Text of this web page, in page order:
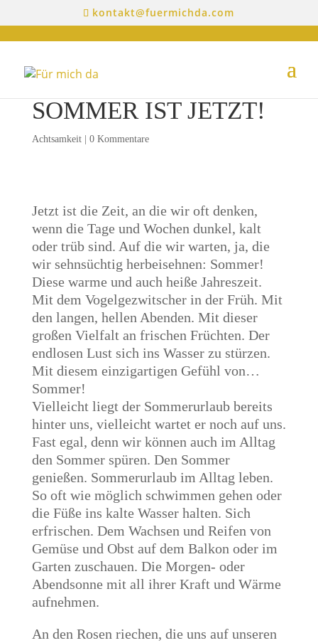
kontakt@fuermichda.com
SOMMER IST JETZT!
Achtsamkeit| 0 Kommentare
Jetzt ist die Zeit, an die wir oft denken,
wenn die Tage und Wochen dunkel, kalt
oder trüb sind. Auf die wir warten, ja, die
wir sehnsüchtig herbeisehnen: Sommer!
Diese warme und auch heiße Jahreszeit.
Mit dem Vogelgezwitscher in der Früh. Mit
den langen, hellen Abenden. Mit dieser
großen Vielfalt an frischen Früchten. Der
endlosen Lust sich ins Wasser zu stürzen.
Mit diesem einzigartigen Gefühl von…
Sommer!
Vielleicht liegt der Sommerurlaub bereits
hinter uns, vielleicht wartet er noch auf uns.
Fast egal, denn wir können auch im Alltag
den Sommer spüren. Den Sommer
genießen. Sommerurlaub im Alltag leben.
So oft wie möglich schwimmen gehen oder
die Füße ins kalte Wasser halten. Sich
erfrischen. Dem Wachsen und Reifen von
Gemüse und Obst auf dem Balkon oder im
Garten zuschauen. Die Morgen- oder
Abendsonne mit all ihrer Kraft und Wärme
aufnehmen.
An den Rosen riechen, die uns auf unseren